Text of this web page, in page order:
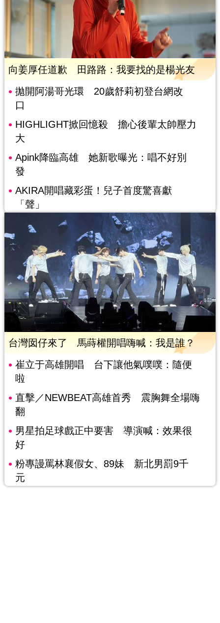
向姜厚任道歉 田路路：我要找的是楊光友
拋開阿湯哥光環 20歲舒莉初登台網改
口
HIGHLIGHT掀回憶殺 擔心後輩太帥壓力
大
Apink降臨高雄 她新歌曝光：唱不好別
發
AKIRA開唱藏彩蛋！兒子首度驚喜獻
「聲」
台灣囡仔來了 馬蒔權開唱嗨喊：我是誰？
崔立于高雄開唱 台下讓他氣噗噗：隨便
啦
直擊／NEWBEAT高雄首秀 震胸舞全場嗨
翻
男星拍足球戲正中要害 導演喊：效果很
好
粉專謾罵林襄假女、89妹 新北男罰9千
元